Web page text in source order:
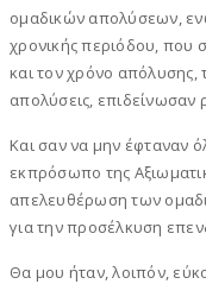
ομαδικών απολύσεων,
χρονικής περιόδου, που
και τον χρόνο απόλυσης,
απολύσεις,
Και σαν να μην έφταναν
εκπρόσωπο της
απελευθέρωση των
για την προσέλκυση
Θα μου ήταν, λοιπόν,